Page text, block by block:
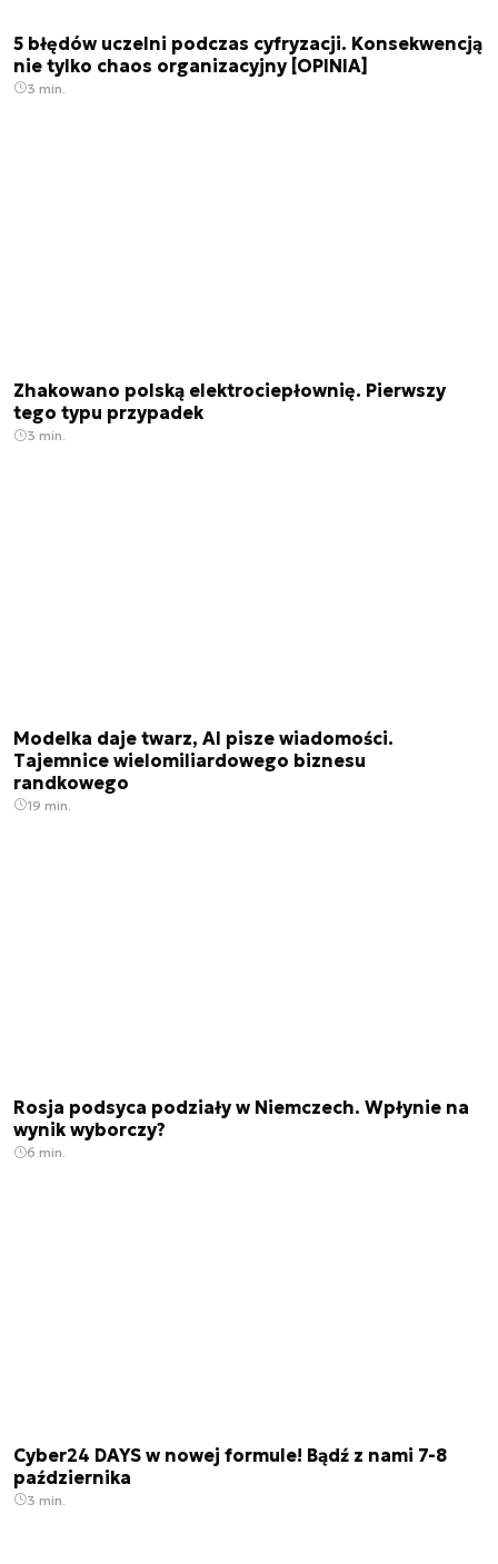
5 błędów uczelni podczas cyfryzacji. Konsekwencją
nie tylko chaos organizacyjny [OPINIA]
3 min.
Zhakowano polską elektrociepłownię. Pierwszy
tego typu przypadek
3 min.
Modelka daje twarz, AI pisze wiadomości.
Tajemnice wielomiliardowego biznesu
randkowego
19 min.
Rosja podsyca podziały w Niemczech. Wpłynie na
wynik wyborczy?
6 min.
Cyber24 DAYS w nowej formule! Bądź z nami 7-8
października
3 min.